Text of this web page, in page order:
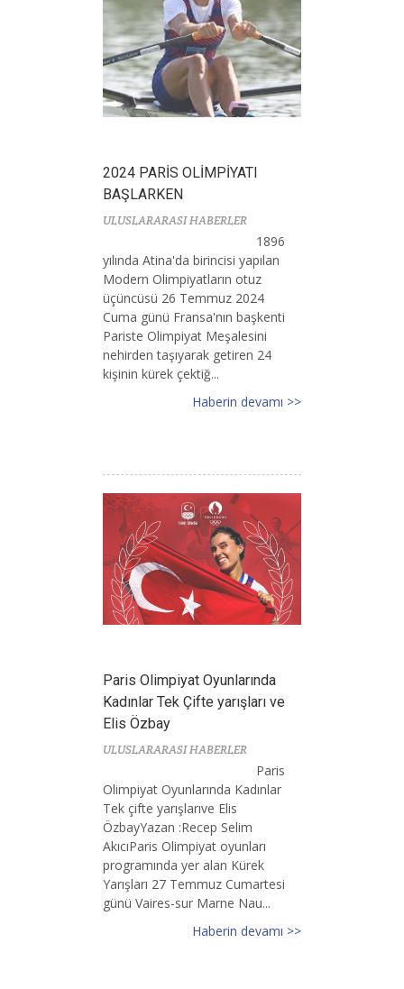
2024 PARİS OLİMPİYATI
BAŞLARKEN
ULUSLARARASI HABERLER
1896
yılında Atina'da birincisi yapılan
Modern Olimpiyatların otuz
üçüncüsü 26 Temmuz 2024
Cuma günü Fransa'nın başkenti
Pariste Olimpiyat Meşalesini
nehirden taşıyarak getiren 24
kişinin kürek çektiğ...
Haberin devamı >>
Paris Olimpiyat Oyunlarında
Kadınlar Tek Çifte yarışları ve
Elis Özbay
ULUSLARARASI HABERLER
Paris
Olimpiyat Oyunlarında Kadınlar
Tek çifte yarışlarıve Elis
ÖzbayYazan :Recep Selim
AkıcıParis Olimpiyat oyunları
programında yer alan Kürek
Yarışları 27 Temmuz Cumartesi
günü Vaires-sur Marne Nau...
Haberin devamı >>